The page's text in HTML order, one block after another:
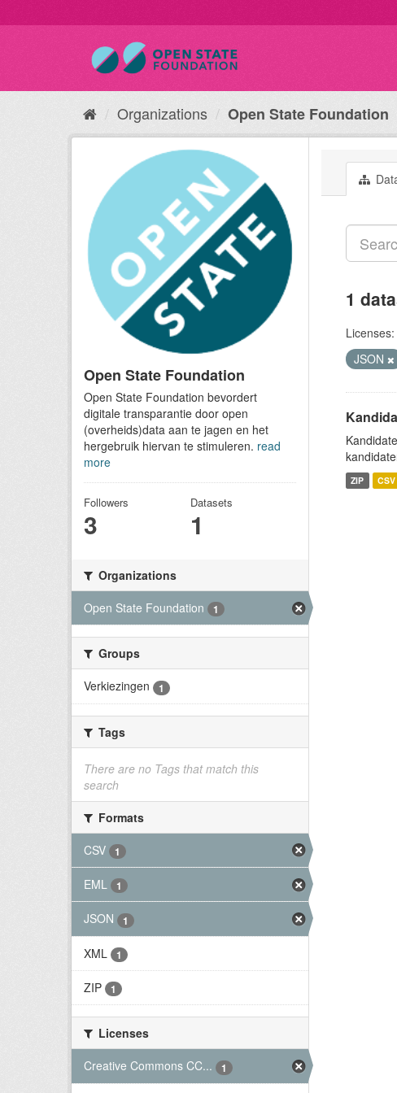
Organizations Open State Foundation
Open State Foundation
Open State Foundation bevordert
digitale transparantie door open
(overheids)data aan te jagen en het
hergebruik hiervan te stimuleren. read
more
Followers
3
Datasets
1
Organizations
Open State Foundation
1
Groups
Verkiezingen
1
Tags
There are no Tags that match this
search
Formats
CSV
1
EML 1
JSON 1
XML 1
ZIP 1
Licenses
Creative Commons CC...
1
1
Licenses:
JSON
ZIP CSV